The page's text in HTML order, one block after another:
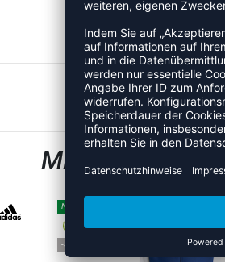
MEHR AUS
NEW
-38%